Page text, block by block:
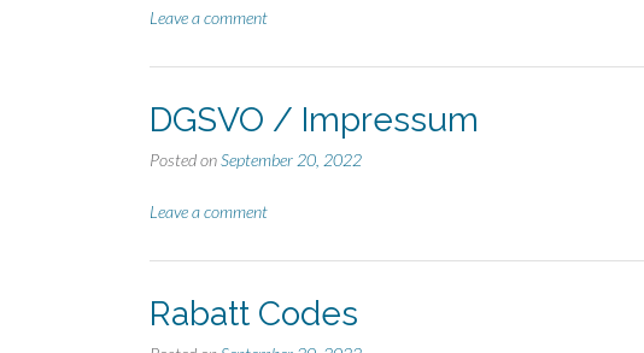
Leave a comment
DGSVO / Impressum
Posted onSeptember 20, 2022
Leave a comment
Rabatt Codes